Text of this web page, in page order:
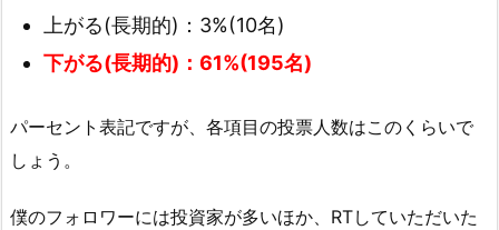
上がる(長期的)：3%(10名)
下がる(長期的)：61%(195名)
パーセント表記ですが、各項目の投票人数はこのくらいで
しょう。
僕のフォロワーには投資家が多いほか、RTしていただいた